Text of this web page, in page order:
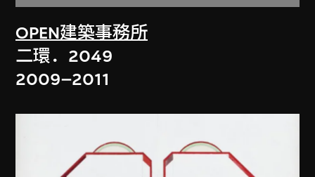
OPEN建築事務所
二環．2049
2009–2011